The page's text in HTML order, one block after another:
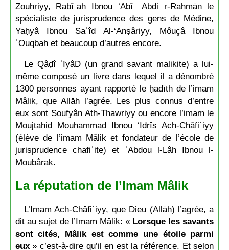
Zouhriyy, Rabîʿah Ibnou ‘Abî ʿAbdi r-Raḥmān le
spécialiste de jurisprudence des gens de Médine,
Yaḥyâ Ibnou Saʿîd Al-‘Anṣâriyy, Môuçâ Ibnou
ʿOuqbah et beaucoup d’autres encore.
Le Qâḍî ʿIyâD (un grand savant malikite) a lui-
même composé un livre dans lequel il a dénombré
1300 personnes ayant rapporté le ḥadīth de l’imam
Mâlik, que Allāh l’agrée. Les plus connus d’entre
eux sont Soufyân Ath-Thawriyy ou encore l’imam le
Moujtahid Mouḥammad Ibnou ‘Idrîs Ach-Châfiʿiyy
(élève de l’imam Mâlik et fondateur de l’école de
jurisprudence chafiʿite) et ʿAbdou l-Lâh Ibnou l-
Moubârak.
La réputation de l’Imam Mâlik
L’Imam Ach-Châfiʿiyy, que Dieu (Allāh) l’agrée, a
dit au sujet de l’Imam Mâlik: « Lorsque les savants
sont cités, Mâlik est comme une étoile parmi
eux» c’est-à-dire qu’il en est la référence. Et selon